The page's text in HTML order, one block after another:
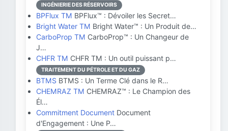
INGÉNIERIE DES RÉSERVOIRS
BPFlux TM BPFlux™ : Dévoiler les Secret…
Bright Water TM Bright Water™ : Un Produit de…
CarboProp TM CarboProp™ : Un Changeur de
J…
CHFR TM CHFR TM : Un outil puissant p…
TRAITEMENT DU PÉTROLE ET DU GAZ
BTMS BTMS : Un Terme Clé dans le R…
CHEMRAZ TM CHEMRAZ™ : Le Champion des
Él…
Commitment Document Document
d'Engagement : Une P…